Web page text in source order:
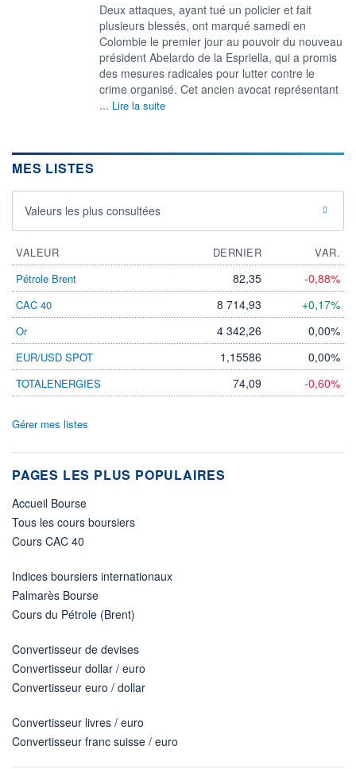
Deux attaques, ayant tué un policier et fait
plusieurs blessés, ont marqué samedi en
Colombie le premier jour au pouvoir du nouveau
président Abelardo de la Espriella, qui a promis
des mesures radicales pour lutter contre le
crime organisé. Cet ancien avocat représentant
... Lire la suite
MES LISTES
Valeurs les plus consultées
VALEUR DERNIER
VAR.
Pétrole Brent
82,35 -0,88%
CAC 40 8 714,93 +0,17%
Or 4 342,26 0,00%
EUR/USD SPOT 1,15586 0,00%
TOTALENERGIES 74,09 -0,60%
Gérer mes listes
PAGES LES PLUS POPULAIRES
Accueil Bourse
Tous les cours boursiers
Cours CAC 40
Indices boursiers internationaux
Palmarès Bourse
Cours du Pétrole (Brent)
Convertisseur de devises
Convertisseur dollar / euro
Convertisseur euro / dollar
Convertisseur livres / euro
Convertisseur franc suisse / euro